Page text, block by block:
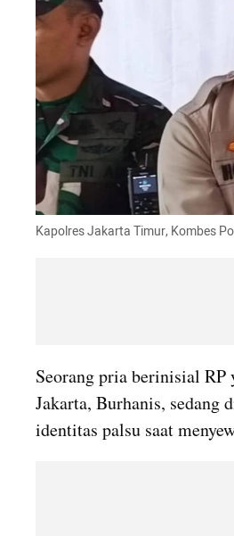
Kapolres Jakarta Timur, Kombes
Seorang pria berinisial
Jakarta, Burhanis, sedang
identitas palsu saat